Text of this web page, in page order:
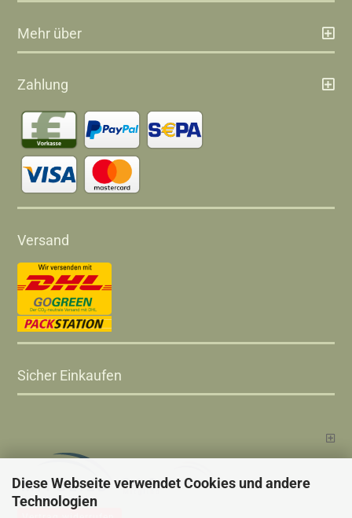
Diese Webseite verwendet Cookies und andere
Technologien
Mehr über
Zahlung
Versand
Sicher Einkaufen